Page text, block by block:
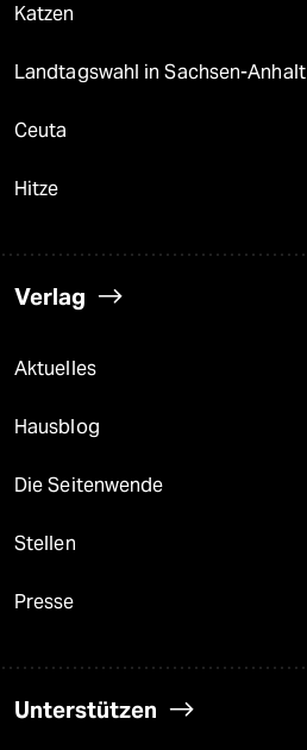
Katzen
Landtagswahl in Sachsen-Anhalt
Ceuta
Hitze
Verlag
Aktuelles
Hausblog
Die Seitenwende
Stellen
Presse
Unterstützen